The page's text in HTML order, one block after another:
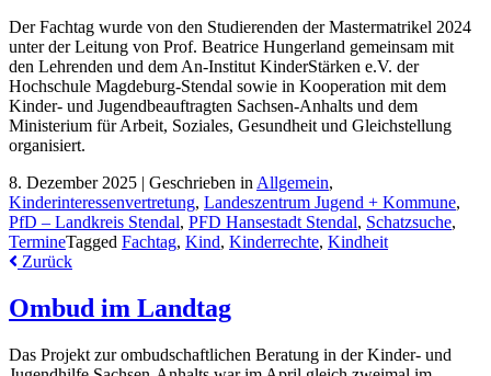
Der Fachtag wurde von den Studierenden der Mastermatrikel 2024
unter der Leitung von Prof. Beatrice Hungerland gemeinsam mit
den Lehrenden und dem An-Institut KinderStärken e.V. der
Hochschule Magdeburg-Stendal sowie in Kooperation mit dem
Kinder- und Jugendbeauftragten Sachsen-Anhalts und dem
Ministerium für Arbeit, Soziales, Gesundheit und Gleichstellung
organisiert.
8. Dezember 2025 | Geschrieben in Allgemein,
Kinderinteressenvertretung, Landeszentrum Jugend + Kommune,
PfD – Landkreis Stendal, PFD Hansestadt Stendal, Schatzsuche,
TermineTagged Fachtag, Kind, Kinderrechte, Kindheit
Zurück
Ombud im Landtag
Das Projekt zur ombudschaftlichen Beratung in der Kinder- und